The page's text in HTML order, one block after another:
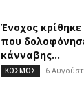
Ένοχος
που
κάνναβης...
ΚΟΣΜΟΣ 6